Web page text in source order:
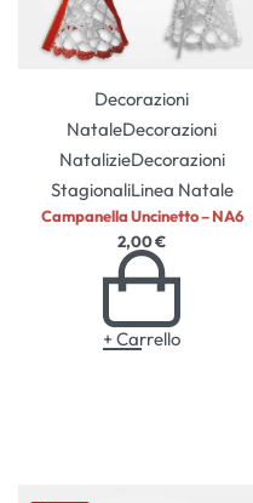
Decorazioni
NataleDecorazioni
NatalizieDecorazioni
StagionaliLinea Natale
Campanella Uncinetto – NA6
2,00€
+ Carrello